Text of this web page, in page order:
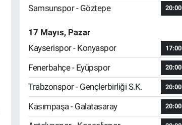
Samsunspor - Göztepe 20:00
17 Mayıs, Pazar
Kayserispor - Konyaspor
17:00
Fenerbahçe - Eyüpspor 20:00
Trabzonspor - Gençlerbirliği S.K. 20:00
Kasımpaşa - Galatasaray 20:00